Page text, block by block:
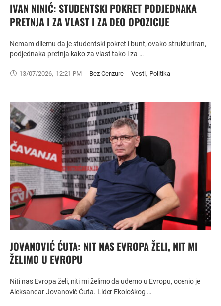
IVAN NINIĆ: STUDENTSKI POKRET PODJEDNAKA
PRETNJA I ZA VLAST I ZA DEO OPOZICIJE
Nemam dilemu da je studentski pokret i bunt, ovako strukturiran,
podjednaka pretnja kako za vlast tako i za …
13/07/2026, 12:21 PM Bez Cenzure Vesti, Politika
JOVANOVIĆ ĆUTA: NIT NAS EVROPA ŽELI, NIT MI
ŽELIMO U EVROPU
Niti nas Evropa želi, niti mi želimo da uđemo u Evropu, ocenio je
Aleksandar Jovanović Ćuta. Lider Ekološkog …